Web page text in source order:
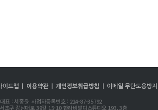
이트맵 | 이용약관 | 개인정보취급방침 | 이메일 무단도용방지
표 : 서종윤 사업자등록번호 : 214-87-35792
초구 강남대로 39길 15-10 한라비발디스튜디오 193, 3층